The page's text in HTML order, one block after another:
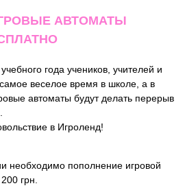
АВТОМАТЫ
года учеников, учителей и
веселое время в школе, а в
автоматы будут делать перерыв
.
в Игроленд!
необходимо пополнение игровой
грн.